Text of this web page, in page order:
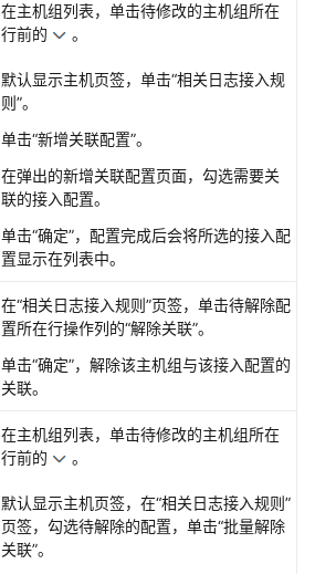
在主机组列表，单击待修改的主机组所在
行前的
。
默认显示主机页签，单击“相关日志接入规
则”。
单击“新增关联配置”。
在弹出的新增关联配置页面，勾选需要关
联的接入配置。
单击“确定”，配置完成后会将所选的接入配
置显示在列表中。
在“相关日志接入规则”页签，单击待解除配
置所在行操作列的“解除关联”。
单击“确定”，解除该主机组与该接入配置的
关联。
在主机组列表，单击待修改的主机组所在
行前的
。
默认显示主机页签，在“相关日志接入规则”
页签，勾选待解除的配置，单击“批量解除
关联”。